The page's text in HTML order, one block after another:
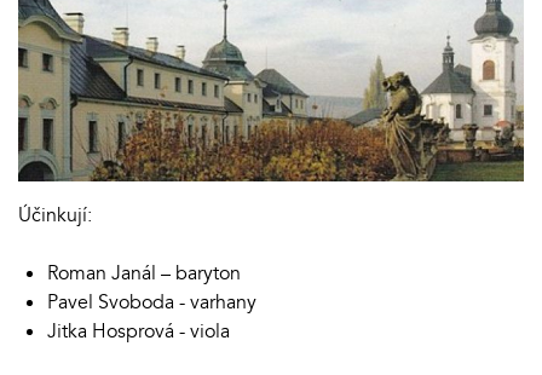
Účinkují:
Roman Janál – baryton
Pavel Svoboda - varhany
Jitka Hosprová - viola